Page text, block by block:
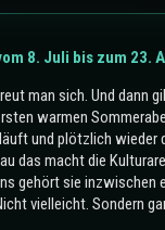
8. Juli bis zum 23.
man sich. Und dann
warmen
und plötzlich wieder
das macht die
gehört sie inzwischen
vielleicht. Sondern